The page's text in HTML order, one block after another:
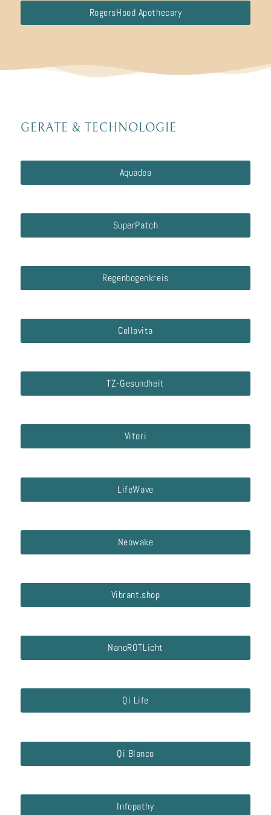
RogersHood Apothecary
GERÄTE & TECHNOLOGIE
Aquadea
SuperPatch
Regenbogenkreis
Cellavita
TZ-Gesundheit
Vitori
LifeWave
Neowake
Vibrant.shop
NanoROTLicht
Qi Life
Qi Blanco
Infopathy